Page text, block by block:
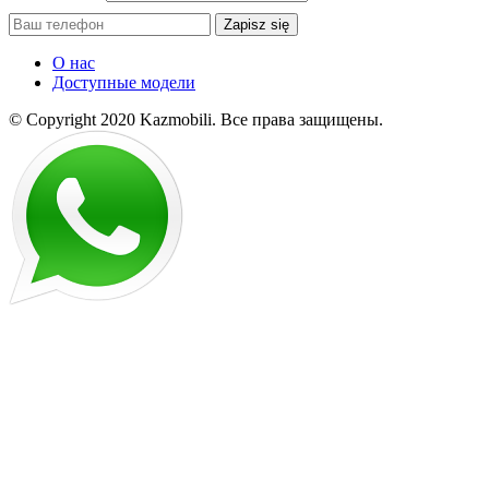
Zapisz się
О нас
Доступные модели
© Copyright 2020 Kazmobili. Все права защищены.